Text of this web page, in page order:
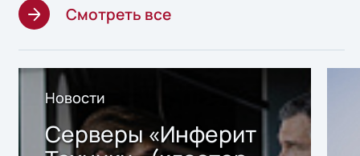
Смотреть все
Новости
Серверы «Инферит